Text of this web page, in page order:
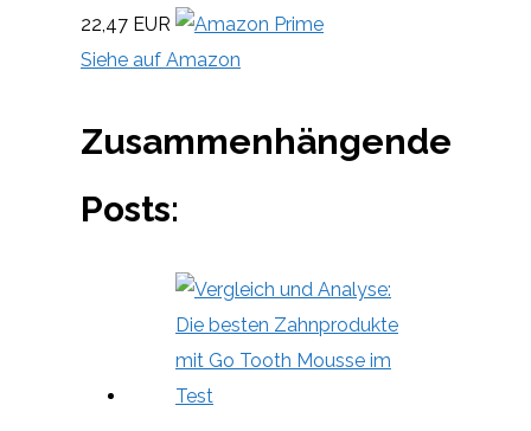
22,47 EUR
Siehe auf Amazon
Zusammenhängende
Posts: